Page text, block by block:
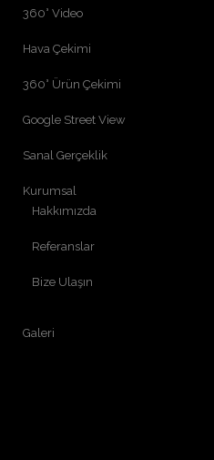
360° Video
Hava Çekimi
360° Ürün Çekimi
Google Street View
Sanal Gerçeklik
Kurumsal
Hakkımızda
Referanslar
Bize Ulaşın
Galeri